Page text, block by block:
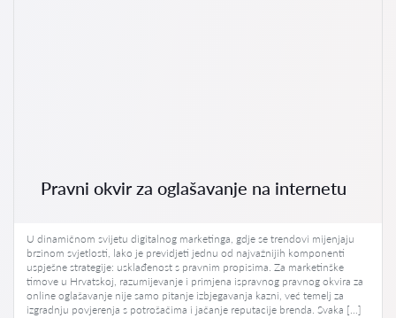
Pravni okvir za oglašavanje na internetu
U dinamičnom svijetu digitalnog marketinga, gdje se trendovi mijenjaju
brzinom svjetlosti, lako je previdjeti jednu od najvažnijih komponenti
uspješne strategije: usklađenost s pravnim propisima. Za marketinške
timove u Hrvatskoj, razumijevanje i primjena ispravnog pravnog okvira za
online oglašavanje nije samo pitanje izbjegavanja kazni, već temelj za
izgradnju povjerenja s potrošačima i jačanje reputacije brenda. Svaka […]